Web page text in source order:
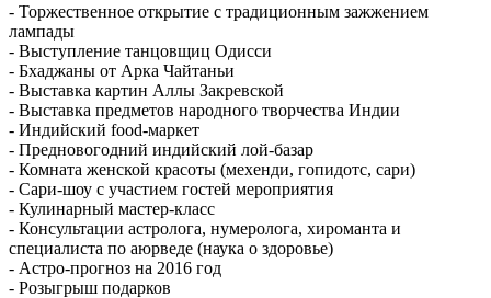
- Торжественное открытие с традиционным зажжением
лампады
- Выступление танцовщиц Одисси
- Бхаджаны от Арка Чайтаньи
- Выставка картин Аллы Закревской
- Выставка предметов народного творчества Индии
- Индийский food-маркет
- Предновогодний индийский лой-базар
- Комната женской красоты (мехенди, гопидотс, сари)
- Сари-шоу с участием гостей мероприятия
- Кулинарный мастер-класс
- Консультации астролога, нумеролога, хироманта и
специалиста по аюрведе (наука о здоровье)
- Астро-прогноз на 2016 год
- Розыгрыш подарков